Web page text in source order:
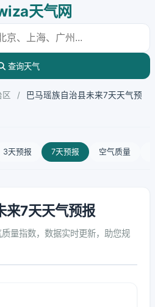
天气网
查询天气
区 /
巴马瑶族自治县未来7天天气预
3天预报 7天预报 空气质量
来7天天气预报
量指数，数据实时更新，助您规